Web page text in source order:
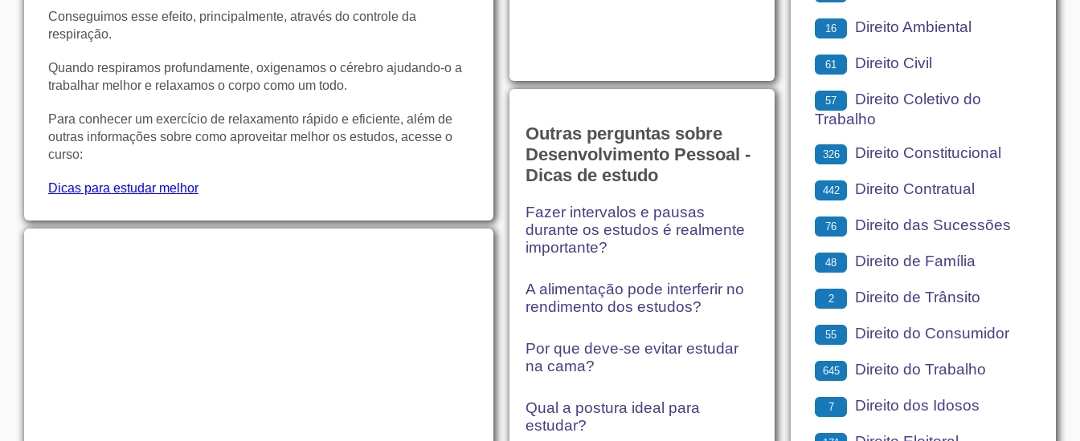
Conseguimos esse efeito, principalmente, através do controle da
respiração.
Quando respiramos profundamente, oxigenamos o cérebro ajudando-o a
trabalhar melhor e relaxamos o corpo como um todo.
Para conhecer um exercício de relaxamento rápido e eficiente, além de
outras informações sobre como aproveitar melhor os estudos, acesse o
curso:
Dicas para estudar melhor
Outras perguntas sobre
Desenvolvimento Pessoal -
Dicas de estudo
Fazer intervalos e pausas
durante os estudos é realmente
importante?
A alimentação pode interferir no
rendimento dos estudos?
Por que deve-se evitar estudar
na cama?
Qual a postura ideal para
estudar?
16 Direito Ambiental
61 Direito Civil
57
Direito Coletivo do
Trabalho
326 Direito Constitucional
442 Direito Contratual
76 Direito das Sucessões
48 Direito de Família
2 Direito de Trânsito
55 Direito do Consumidor
645 Direito do Trabalho
7 Direito dos Idosos